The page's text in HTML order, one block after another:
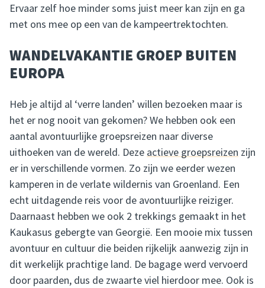
Ervaar zelf hoe minder soms juist meer kan zijn en ga
met ons mee op een van de kampeertrektochten.
WANDELVAKANTIE GROEP BUITEN
EUROPA
Heb je altijd al ‘verre landen’ willen bezoeken maar is
het er nog nooit van gekomen? We hebben ook een
aantal avontuurlijke groepsreizen naar diverse
uithoeken van de wereld. Deze actieve groepsreizen zijn
er in verschillende vormen. Zo zijn we eerder wezen
kamperen in de verlate wildernis van Groenland. Een
echt uitdagende reis voor de avontuurlijke reiziger.
Daarnaast hebben we ook 2 trekkings gemaakt in het
Kaukasus gebergte van Georgië. Een mooie mix tussen
avontuur en cultuur die beiden rijkelijk aanwezig zijn in
dit werkelijk prachtige land. De bagage werd vervoerd
door paarden, dus de zwaarte viel hierdoor mee. Ook is